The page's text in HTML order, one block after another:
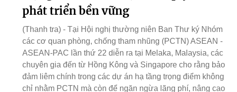
phát triển bền vững
(Thanh tra) - Tại Hội nghị thường niên Ban Thư ký Nhóm
các cơ quan phòng, chống tham nhũng (PCTN) ASEAN -
ASEAN-PAC lần thứ 22 diễn ra tại Melaka, Malaysia, các
chuyên gia đến từ Hồng Kông và Singapore cho rằng bảo
đảm liêm chính trong các dự án hạ tầng trọng điểm không
chỉ nhằm PCTN mà còn để ngăn ngừa lãng phí, nâng cao